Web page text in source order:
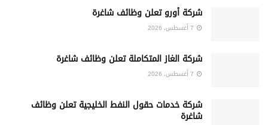
شركة أورو تعلن وظائف شاغرة
شركة الغاز المتكاملة تعلن وظائف شاغرة
شركة خدمات حقول النفط الخليجية تعلن وظائف
شاغرة